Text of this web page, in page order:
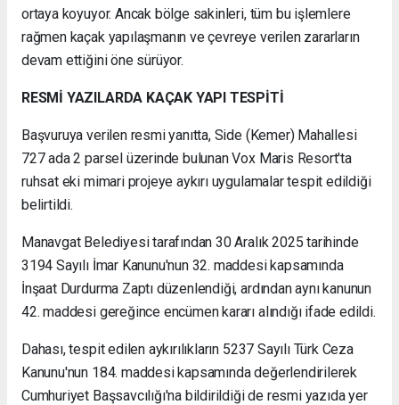
ortaya koyuyor. Ancak bölge sakinleri, tüm bu işlemlere
rağmen kaçak yapılaşmanın ve çevreye verilen zararların
devam ettiğini öne sürüyor.
RESMİ YAZILARDA KAÇAK YAPI TESPİTİ
Başvuruya verilen resmi yanıtta, Side (Kemer) Mahallesi
727 ada 2 parsel üzerinde bulunan Vox Maris Resort'ta
ruhsat eki mimari projeye aykırı uygulamalar tespit edildiği
belirtildi.
Manavgat Belediyesi tarafından 30 Aralık 2025 tarihinde
3194 Sayılı İmar Kanunu'nun 32. maddesi kapsamında
İnşaat Durdurma Zaptı düzenlendiği, ardından aynı kanunun
42. maddesi gereğince encümen kararı alındığı ifade edildi.
Dahası, tespit edilen aykırılıkların 5237 Sayılı Türk Ceza
Kanunu'nun 184. maddesi kapsamında değerlendirilerek
Cumhuriyet Başsavcılığı'na bildirildiği de resmi yazıda yer